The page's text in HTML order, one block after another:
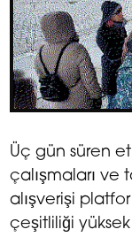
Üç gün süren
çalışmaları ve
alışverişi
çeşitliliği